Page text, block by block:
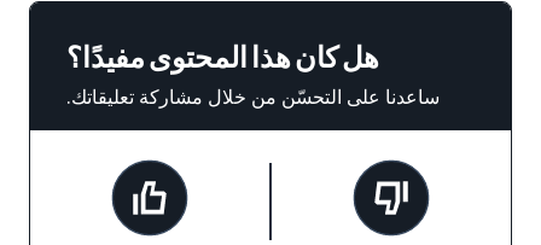
هل كان هذا المحتوى مفيدًا؟
ساعدنا على التحسّن من خلال مشاركة تعليقاتك.